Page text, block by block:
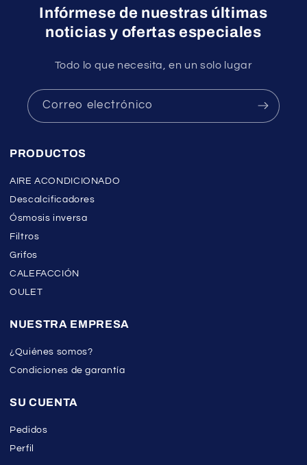
Infórmese de nuestras últimas
noticias y ofertas especiales
Todo lo que necesita, en un solo lugar
Correo electrónico
PRODUCTOS
AIRE ACONDICIONADO
Descalcificadores
Ósmosis inversa
Filtros
Grifos
CALEFACCIÓN
OULET
NUESTRA EMPRESA
¿Quiénes somos?
Condiciones de garantía
SU CUENTA
Pedidos
Perfil